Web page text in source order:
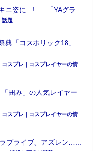
FISH」（5
集め、 女性ランキング
なる新シリーズのテ
」が10代未満のランキ
ニ姿に…! ──「YAグラ...
話題
典「コスホリック18」
コスプレ｜コスプレイヤーの情
「囲み」の人気レイヤー
コスプレ｜コスプレイヤーの情
ブライブ、アズレン…...